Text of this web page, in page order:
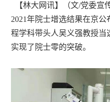
【林大网讯】（文/党委宣
2021年院士增选结果在京
程学科带头人吴义强教授
实现了院士零的突破。